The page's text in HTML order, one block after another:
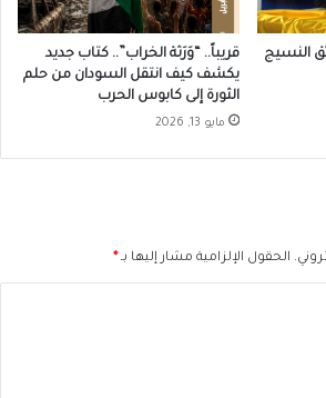
النسيج
قريباً.. “وَرَثة الخراب”.. كتاب جديد
يكشف كيف انتقل السودان من حلم
الثورة إلى كابوس الحرب
مايو 13, 2026
الحقول الإلزامية مشار إليها بـ*